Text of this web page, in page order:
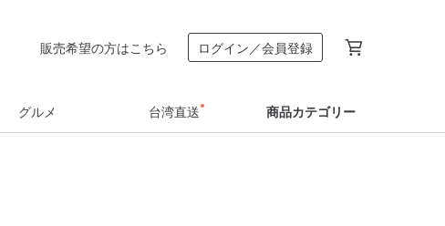
販売希望の方はこちら ログイン／会員登録
グルメ 台湾直送 商品カテゴリー